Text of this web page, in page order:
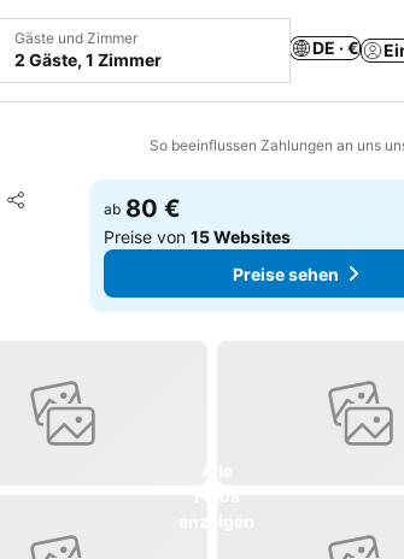
Gäste und Zimmer
2 Gäste, 1 Zimmer
DE · €
So beeinflussen Zahlungen an uns
Teilen
Zu Favoriten hinzufügen
ab 80 €
Preise von15 Websites
Preise sehen